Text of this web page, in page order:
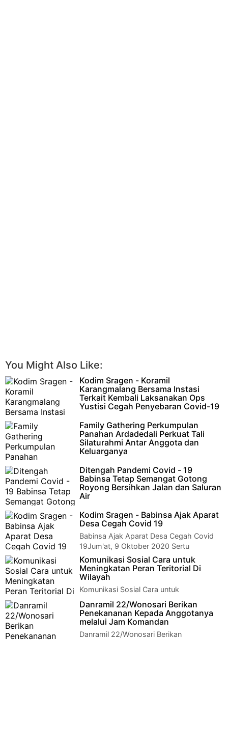
You Might Also Like:
Kodim Sragen - Koramil
Karangmalang Bersama Instasi
Terkait Kembali Laksanakan Ops
Yustisi Cegah Penyebaran Covid-19
Terkait Kembali Laksanakan Ops Yustisi Cegah Penyebaran
Covid-19Kamis, 8 Oktober 20…
Family Gathering Perkumpulan
Panahan Ardadedali Perkuat Tali
Silaturahmi Antar Anggota dan
Keluarganya
Ardadedali Perkuat Tali Silaturahmi Antar Anggota dan
KeluarganyaKaranganyar – Sala…
Ditengah Pandemi Covid - 19
Babinsa Tetap Semangat Gotong
Royong Bersihkan Jalan dan Saluran
Air
Tetap Semangat Gotong Royong Bersihkan Jalan dan Saluran
AirKlaten | Anggota Koramil…
Kodim Sragen - Babinsa Ajak Aparat
Desa Cegah Covid 19
Babinsa Ajak Aparat Desa Cegah Covid
19Jum'at, 9 Oktober 2020 Sertu
Dwiyanto Babinsa Ds.Jatibatur dan Babinkamtibmas…
Komunikasi Sosial Cara untuk
Meningkatan Peran Teritorial Di
Wilayah
Komunikasi Sosial Cara untuk
Meningkatan Peran Teritorial Di
WilayahKlaten | Guna meningkatkan peran teritorial serta me…
Danramil 22/Wonosari Berikan
Penekananan Kepada Anggotanya
melalui Jam Komandan
Danramil 22/Wonosari Berikan